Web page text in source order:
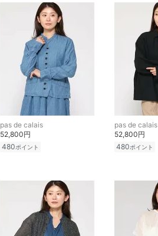
pas de calais
52,800円
480ポイント
pas de calais
52,800円
480ポイント